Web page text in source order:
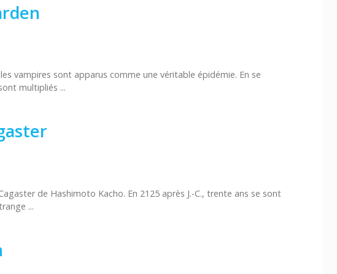
vampires sont apparus comme une véritable épidémie. En se
multipliés ...
de Hashimoto Kacho. En 2125 après J.-C., trente ans se sont
...